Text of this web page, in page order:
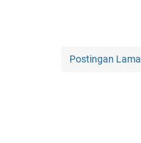
Postingan Lama